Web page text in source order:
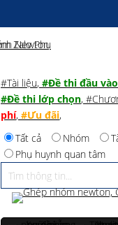
#Tài liệu, #Đề thi đầu vào
#Đề thi lớp chọn,
phí, #Ưu đãi,
Tất cả
Nhóm
Phụ huynh quan tâm